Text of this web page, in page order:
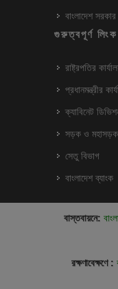
বাংলাদেশ সরকার
গুরুত্বপূর্ণ লিংক
রাষ্ট্রপতির
প্রধানমন্ত্রীর
ক্যাবিনেট
সড়ক ও মহাসড়ক
সেতু বিভাগ
বাংলাদেশ ব্যাংক
বাস্তবায়নে:
রক্ষণাবেক্ষণে :